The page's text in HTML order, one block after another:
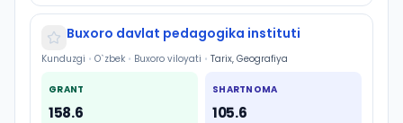
Buxoro davlat pedagogika instituti
Kunduzgi • O`zbek • Buxoro viloyati • Tarix, Geografiya
GRANT
158.6
SHARTNOMA
105.6